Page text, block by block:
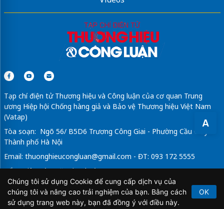
A
Tạp chí điện tử Thương hiệu và Công luận của cơ quan Trung
ương Hiệp hội Chống hàng giả và Bảo vệ Thương hiệu Việt Nam
(Vatap)
Tòa soạn: Ngõ 56/ B5D6 Trương Công Giai - Phường Cầu Giấy -
Thành phố Hà Nội
Email: thuonghieucongluan@gmail.com - ĐT: 093 172 5555
Tổng Biên Tập: Vũ Đức Thuận
Giấy phép hoạt động báo chí điện tử số 64/GP-BTTTT do Bộ
Thông tin và Truyền thông cấp ngày 21/2/2020.
Chúng tôi sử dụng Cookie để cung cấp dịch vụ của
chúng tôi và nâng cao trải nghiệm của bạn. Bằng cách
sử dụng trang web này, bạn đã đồng ý với điều này.
OK